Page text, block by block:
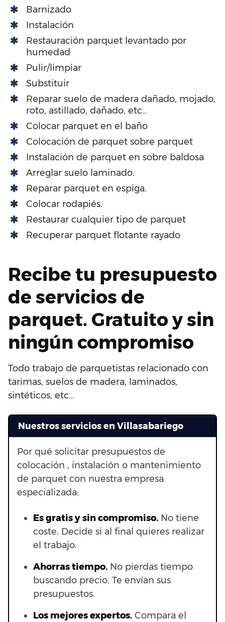
Barnizado
Instalación
Restauración parquet levantado por
humedad
Pulir/limpiar
Substituir
Reparar suelo de madera dañado, mojado,
roto, astillado, dañado, etc…
Colocar parquet en el baño
Colocación de parquet sobre parquet
Instalación de parquet en sobre baldosa
Arreglar suelo laminado.
Reparar parquet en espiga.
Colocar rodapiés.
Restaurar cualquier tipo de parquet
Recuperar parquet flotante rayado
Recibe tu presupuesto
de servicios de
parquet. Gratuito y sin
ningún compromiso
Todo trabajo de parquetistas relacionado con
tarimas, suelos de madera, laminados,
sintéticos, etc…
Nuestros servicios en Villasabariego
Por qué solicitar presupuestos de
colocación , instalación o mantenimiento
de parquet con nuestra empresa
especializada:
Es gratis y sin compromiso. No tiene
coste. Decide si al final quieres realizar
el trabajo.
Ahorras tiempo. No pierdas tiempo
buscando precio. Te envían sus
presupuestos.
Los mejores expertos. Compara el